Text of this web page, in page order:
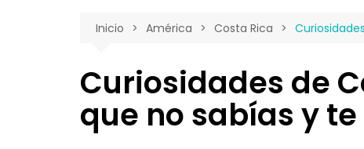
Aragón
Canarias
El Hierro
Lanzarote
Cantabria
Belice
Brasil
Canadá
Filipinas
Indonesia
Israel y
Inicio América Costa Rica
Curiosidades de
que no sabías y